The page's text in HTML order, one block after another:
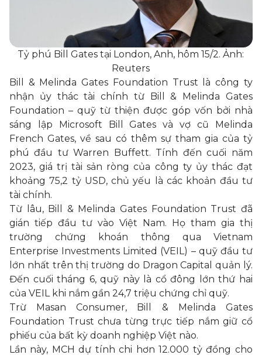
Tỷ phú Bill Gates tại London, Anh, hôm 15/2. Ảnh:
Reuters
Bill & Melinda Gates Foundation Trust là công ty
nhận ủy thác tài chính từ Bill & Melinda Gates
Foundation – quỹ từ thiện được góp vốn bởi nhà
sáng lập Microsoft Bill Gates và vợ cũ Melinda
French Gates, về sau có thêm sự tham gia của tỷ
phú đầu tư Warren Buffett. Tính đến cuối năm
2023, giá trị tài sản ròng của công ty ủy thác đạt
khoảng 75,2 tỷ USD, chủ yếu là các khoản đầu tư
tài chính.
Từ lâu, Bill & Melinda Gates Foundation Trust đã
gián tiếp đầu tư vào Việt Nam. Họ tham gia thị
trường chứng khoán thông qua Vietnam
Enterprise Investments Limited (VEIL) – quỹ đầu tư
lớn nhất trên thị trường do Dragon Capital quản lý.
Đến cuối tháng 6, quỹ này là cổ đông lớn thứ hai
của VEIL khi nắm gần 24,7 triệu chứng chỉ quỹ.
Trừ Masan Consumer, Bill & Melinda Gates
Foundation Trust chưa từng trực tiếp nắm giữ cổ
phiếu của bất kỳ doanh nghiệp Việt nào.
Lần này, MCH dự tính chi hơn 12.000 tỷ đồng cho